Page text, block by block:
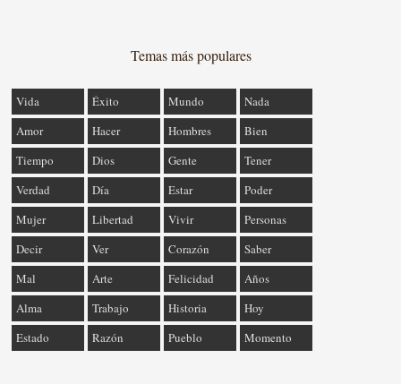
Temas más populares
Vida Éxito Mundo
Nada
Amor
Hacer Hombres
Bien
Tiempo
Dios Gente
Tener
Verdad
Día Estar
Poder
Mujer
Libertad Vivir
Personas
Decir
Ver Corazón
Saber
Mal
Arte Felicidad
Años
Alma
Trabajo Historia
Hoy
Estado
Razón Pueblo Momento